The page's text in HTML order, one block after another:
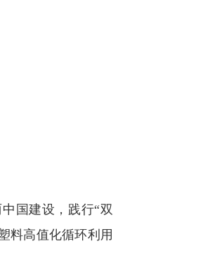
国建设，践行“双
料高值化循环利用